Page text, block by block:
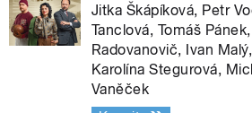
Jitka Škápíková, Petr
Tanclová, Tomáš
Radovanovič, Ivan
Karolína Stegurová,
Vaněček